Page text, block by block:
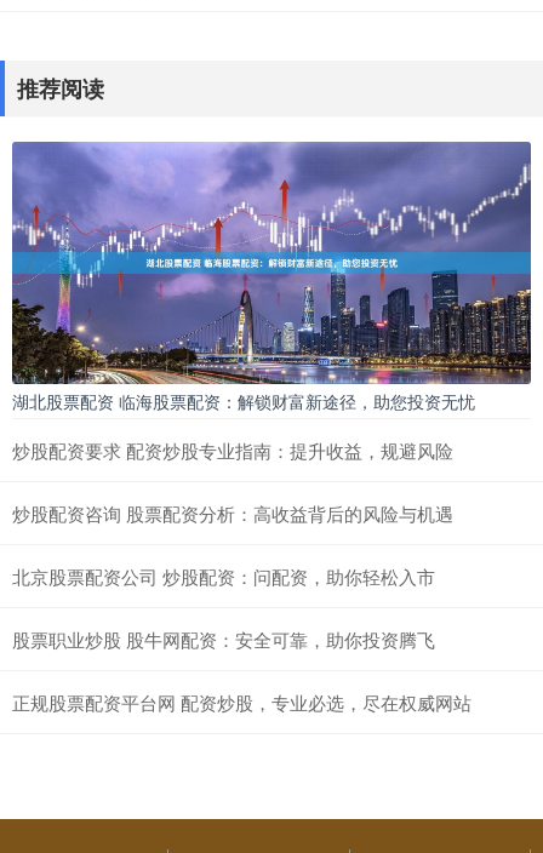
推荐阅读
湖北股票配资 临海股票配资：解锁财富新途径，助您投资无忧
炒股配资要求 配资炒股专业指南：提升收益，规避风险
炒股配资咨询 股票配资分析：高收益背后的风险与机遇
北京股票配资公司 炒股配资：问配资，助你轻松入市
股票职业炒股 股牛网配资：安全可靠，助你投资腾飞
正规股票配资平台网 配资炒股，专业必选，尽在权威网站